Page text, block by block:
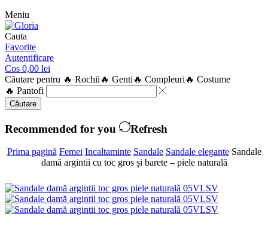
Meniu
Cauta
Favorite
Autentificare
Cos 0,00 lei
Căutare pentru 🔥 Rochii 🔥 Genti 🔥 Compleuri 🔥 Costume
🔥 Pantofi
Căutare
Recommended for you Refresh
Prima pagină Femei Incaltaminte Sandale Sandale elegante Sandale
damă argintii cu toc gros și barete – piele naturală